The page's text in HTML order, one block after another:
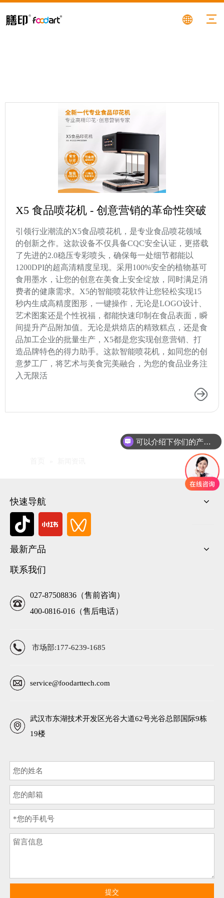
X5 食品喷花机 - 创意营销的革命性突破
引领行业潮流的X5食品喷花机，是专业食品喷花领域
的创新之作。这款设备不仅具备CQC安全认证，更搭载
了先进的2.0稳压专彩喷头，确保每一处细节都能以
1200DPI的超高清精度呈现。采用100%安全的植物基可
食用墨水，让您的创意在美食上安全绽放，同时满足消
费者的健康需求。X5的智能喷花软件让您轻松实现15
秒内生成高精度图形，一键操作，无论是LOGO设计、
艺术图案还是个性祝福，都能快速印制在食品表面，瞬
间提升产品附加值。无论是烘焙店的精致糕点，还是食
品加工企业的批量生产，X5都是您实现创意营销、打
造品牌特色的得力助手。这款智能喷花机，如同您的创
意梦工厂，将艺术与美食完美融合，为您的食品业务注
入无限活
快速导航
最新产品
联系我们
027-87508836（售前咨询）
400-0816-016（售后电话）
市场部:177-6239-1685
service@foodarttech.com
武汉市东湖技术开发区光谷大道62号光谷总部国际9栋
19楼
提交
可以介绍下你们的产品么